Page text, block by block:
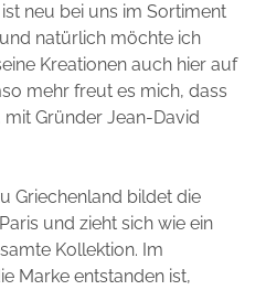
ist neu bei uns im Sortiment
natürlich möchte ich
Kreationen auch hier auf
mehr freut es mich, dass
mit Gründer Jean-David
Griechenland bildet die
und zieht sich wie ein
Kollektion. Im
Marke entstanden ist,